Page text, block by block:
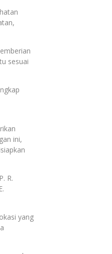
sesuai
ini,
R.
yang